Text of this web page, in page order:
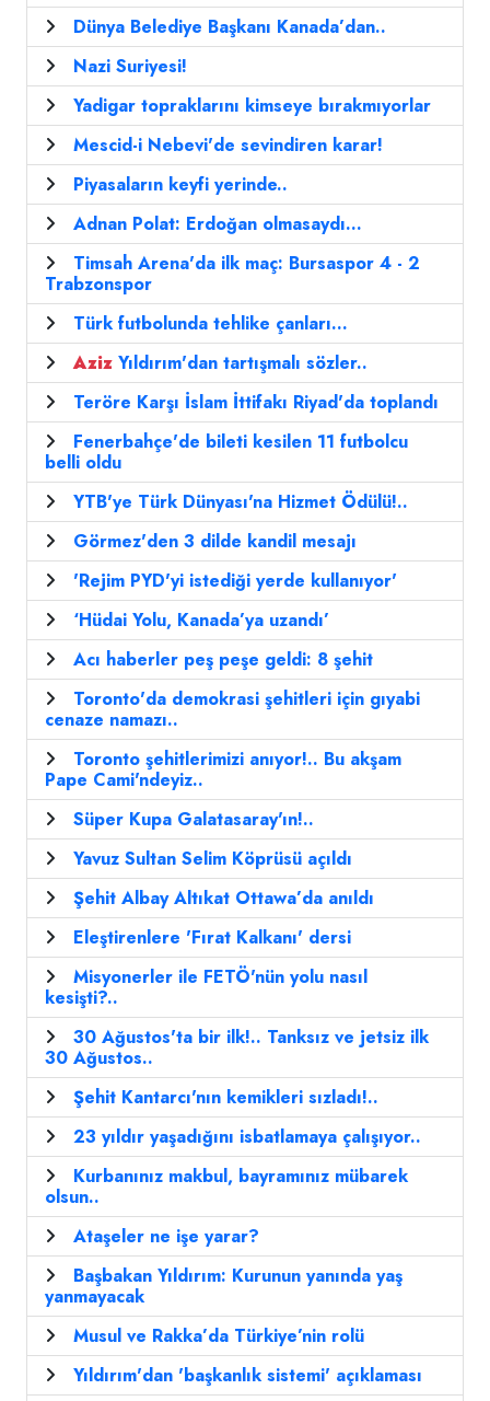
Dünya Belediye Başkanı Kanada’dan..
Nazi Suriyesi!
Yadigar topraklarını kimseye bırakmıyorlar
Mescid-i Nebevi'de sevindiren karar!
Piyasaların keyfi yerinde..
Adnan Polat: Erdoğan olmasaydı...
Timsah Arena'da ilk maç: Bursaspor 4 - 2
Trabzonspor
Türk futbolunda tehlike çanları...
Aziz Yıldırım'dan tartışmalı sözler..
Teröre Karşı İslam İttifakı Riyad'da toplandı
Fenerbahçe'de bileti kesilen 11 futbolcu
belli oldu
YTB'ye Türk Dünyası'na Hizmet Ödülü!..
Görmez'den 3 dilde kandil mesajı
'Rejim PYD'yi istediği yerde kullanıyor'
‘Hüdai Yolu, Kanada’ya uzandı’
Acı haberler peş peşe geldi: 8 şehit
Toronto'da demokrasi şehitleri için gıyabi
cenaze namazı..
Toronto şehitlerimizi anıyor!.. Bu akşam
Pape Cami'ndeyiz..
Süper Kupa Galatasaray'ın!..
Yavuz Sultan Selim Köprüsü açıldı
Şehit Albay Altıkat Ottawa’da anıldı
Eleştirenlere 'Fırat Kalkanı' dersi
Misyonerler ile FETÖ'nün yolu nasıl
kesişti?..
30 Ağustos'ta bir ilk!.. Tanksız ve jetsiz ilk
30 Ağustos..
Şehit Kantarcı'nın kemikleri sızladı!..
23 yıldır yaşadığını isbatlamaya çalışıyor..
Kurbanınız makbul, bayramınız mübarek
olsun..
Ataşeler ne işe yarar?
Başbakan Yıldırım: Kurunun yanında yaş
yanmayacak
Musul ve Rakka’da Türkiye’nin rolü
Yıldırım'dan 'başkanlık sistemi' açıklaması